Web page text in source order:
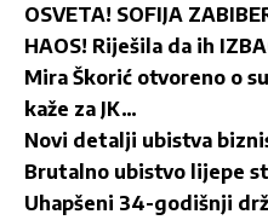
OSVETA! SOFIJA
HAOS! Riješila da ih
Mira Škorić otvoreno o
kaže za JK…
Novi detalji ubistva
Brutalno ubistvo lijepe
Uhapšeni 34-godišnji